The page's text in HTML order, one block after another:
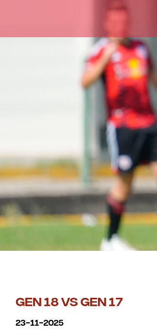
GEN 18 VS GEN 17
23-11-2025